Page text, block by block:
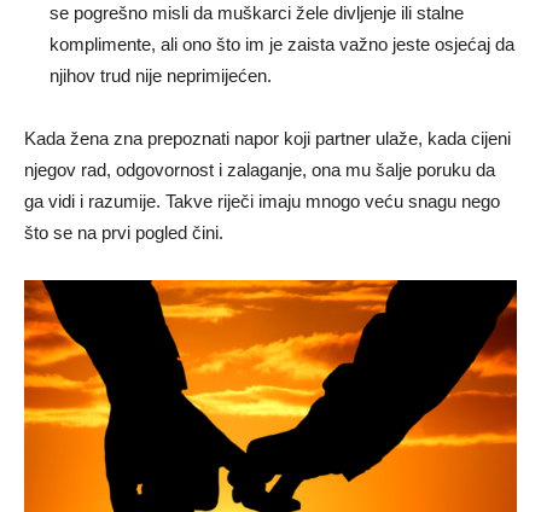
se pogrešno misli da muškarci žele divljenje ili stalne
komplimente, ali ono što im je zaista važno jeste osjećaj da
njihov trud nije neprimijećen.
Kada žena zna prepoznati napor koji partner ulaže, kada cijeni
njegov rad, odgovornost i zalaganje, ona mu šalje poruku da
ga vidi i razumije. Takve riječi imaju mnogo veću snagu nego
što se na prvi pogled čini.